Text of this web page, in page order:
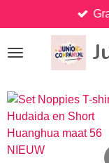
direct
naar